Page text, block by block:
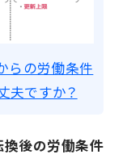
らの労働条件
ですか？
後の労働条件